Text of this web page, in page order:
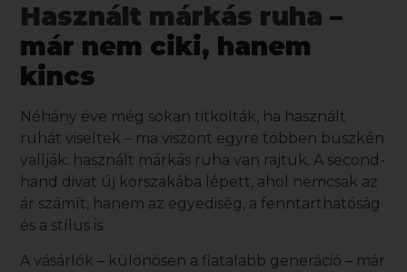
Használt márkás ruha –
már nem ciki, hanem
kincs
Néhány éve még sokan titkolták, ha használt
ruhát viseltek – ma viszont egyre többen büszkén
vallják: használt márkás ruha van rajtuk. A second-
hand divat új korszakába lépett, ahol nemcsak az
ár számít, hanem az egyediség, a fenntarthatóság
és a stílus is.
A vásárlók – különösen a fiatalabb generáció – már